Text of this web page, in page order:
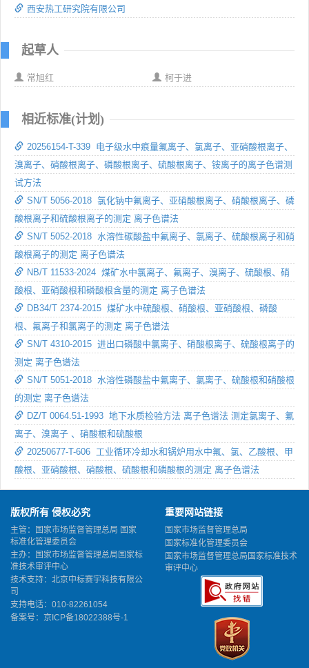
西安热工研究院有限公司
起草人
常旭红 柯于进
相近标准(计划)
20256154-T-339 电子级水中痕量氟离子、氯离子、亚硝酸根离子、
溴离子、硝酸根离子、磷酸根离子、硫酸根离子、铵离子的离子色谱测
试方法
SN/T 5056-2018 氯化钠中氟离子、亚硝酸根离子、硝酸根离子、磷
酸根离子和硫酸根离子的测定 离子色谱法
SN/T 5052-2018 水溶性碳酸盐中氟离子、氯离子、硫酸根离子和硝
酸根离子的测定 离子色谱法
NB/T 11533-2024 煤矿水中氯离子、氟离子、溴离子、硫酸根、硝
酸根、亚硝酸根和磷酸根含量的测定 离子色谱法
DB34/T 2374-2015 煤矿水中硫酸根、硝酸根、亚硝酸根、磷酸
根、氟离子和氯离子的测定 离子色谱法
SN/T 4310-2015 进出口磷酸中氯离子、硝酸根离子、硫酸根离子的
测定 离子色谱法
SN/T 5051-2018 水溶性磷酸盐中氟离子、氯离子、硫酸根和硝酸根
的测定 离子色谱法
DZ/T 0064.51-1993 地下水质检验方法 离子色谱法 测定氯离子、氟
离子、溴离子 、硝酸根和硫酸根
20250677-T-606 工业循环冷却水和锅炉用水中氟、氯、乙酸根、甲
酸根、亚硝酸根、硝酸根、硫酸根和磷酸根的测定 离子色谱法
版权所有 侵权必究
主管：国家市场监督管理总局 国家
标准化管理委员会
主办：国家市场监督管理总局国家标
准技术审评中心
技术支持：北京中标赛宇科技有限公
司
支持电话：010-82261054
备案号： 京ICP备18022388号-1
重要网站链接
国家市场监督管理总局
国家标准化管理委员会
国家市场监督管理总局国家标准技术
审评中心